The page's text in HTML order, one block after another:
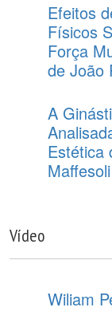
Efeitos
Físicos
Força
de João
A
Estética
Maffesoli
Vídeo
Wiliam